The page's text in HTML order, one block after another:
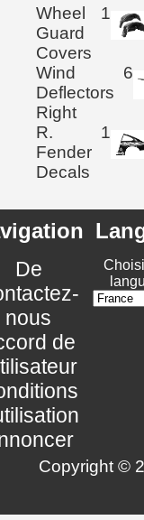
Wheel
Guard
Covers
1
Wind
Deflectors
Right
6
R.
Fender
Decals
1
De
nous
de
Copyright ©